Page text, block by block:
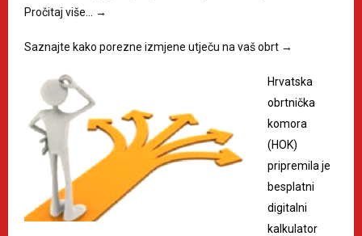
Pročitaj više…
→
Saznajte kako porezne izmjene utječu na vaš obrt →
Hrvatska
obrtnička
komora
(HOK)
pripremila je
besplatni
digitalni
kalkulator